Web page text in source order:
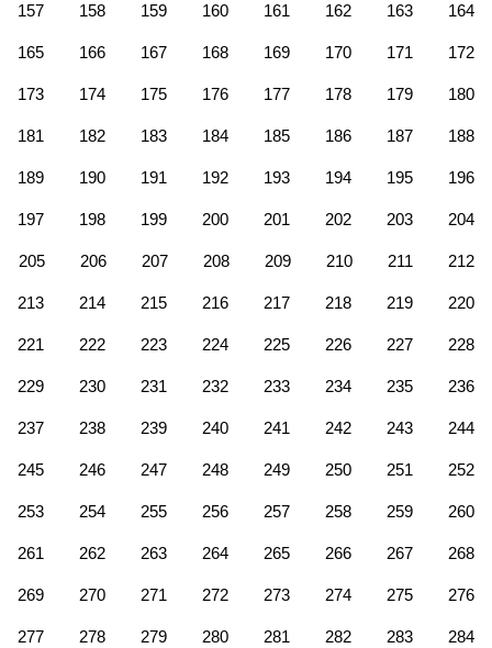
157 158 159 160 161 162 163 164
165 166 167 168 169 170 171 172
173 174 175 176 177 178 179 180
181 182 183 184 185 186 187 188
189 190 191 192 193 194 195 196
197 198 199 200 201 202 203 204
205 206 207 208 209 210 211 212
213 214 215 216 217 218 219 220
221 222 223 224 225 226 227 228
229 230 231 232 233 234 235 236
237 238 239 240 241 242 243 244
245 246 247 248 249 250 251 252
253 254 255 256 257 258 259 260
261 262 263 264 265 266 267 268
269 270 271 272 273 274 275 276
277 278 279 280 281 282 283 284